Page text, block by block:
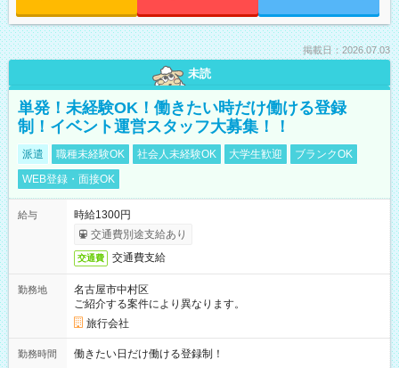
掲載日：2026.07.03
未読
単発！未経験OK！働きたい時だけ働ける登録
制！イベント運営スタッフ大募集！！
派遣 職種未経験OK 社会人未経験OK 大学生歓迎
ブランクOK
WEB登録・面接OK
給与
時給1300円
交通費別途支給あり
交通費 交通費支給
勤務地
名古屋市中村区
ご紹介する案件により異なります。
旅行会社
勤務時間 働きたい日だけ働ける登録制！